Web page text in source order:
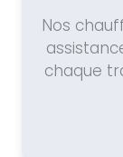
Nos
chaque